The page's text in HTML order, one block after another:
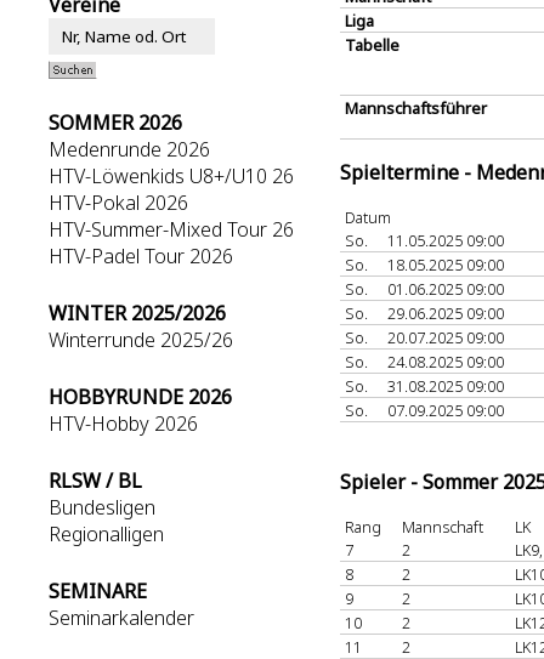
SOMMER 2026
Medenrunde 2026
HTV-Löwenkids U8+/U10 26
HTV-Pokal 2026
HTV-Summer-Mixed Tour 26
HTV-Padel Tour 2026
WINTER 2025/2026
Winterrunde 2025/26
HOBBYRUNDE 2026
HTV-Hobby 2026
RLSW / BL
Bundesligen
Regionalligen
SEMINARE
Seminarkalender
Liga
Tabelle
Mannschaftsführer
Spieltermine -
Datum
So.
11.05.2025 09:00
So.
18.05.2025 09:00
So.
01.06.2025 09:00
So.
29.06.2025 09:00
So.
20.07.2025 09:00
So.
24.08.2025 09:00
So.
31.08.2025 09:00
So.
07.09.2025 09:00
Spieler - Sommer
Rang Mannschaft
LK
7
2
8
2
9
2
10
2
11
2